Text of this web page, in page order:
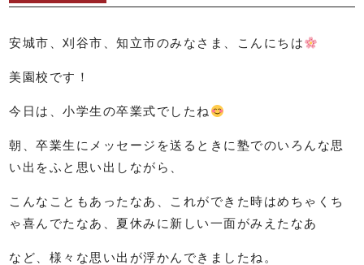
安城市、刈谷市、知立市のみなさま、こんにちは
美園校です！
今日は、小学生の卒業式でしたね
朝、卒業生にメッセージを送るときに塾でのいろんな思
い出をふと思い出しながら、
こんなこともあったなあ、これができた時はめちゃくち
ゃ喜んでたなあ、夏休みに新しい一面がみえたなあ
など、様々な思い出が浮かんできましたね。